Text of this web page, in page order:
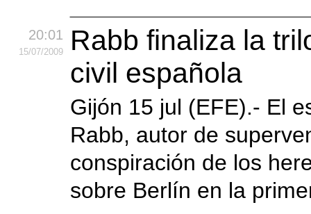
20:01
15/07/2009
Rabb finaliza la
civil española
Gijón 15 jul (EFE).- El
Rabb, autor de
conspiración de los
sobre Berlín en la